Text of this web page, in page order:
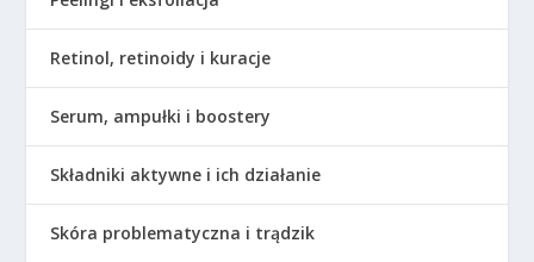
Retinol, retinoidy i kuracje
Serum, ampułki i boostery
Składniki aktywne i ich działanie
Skóra problematyczna i trądzik